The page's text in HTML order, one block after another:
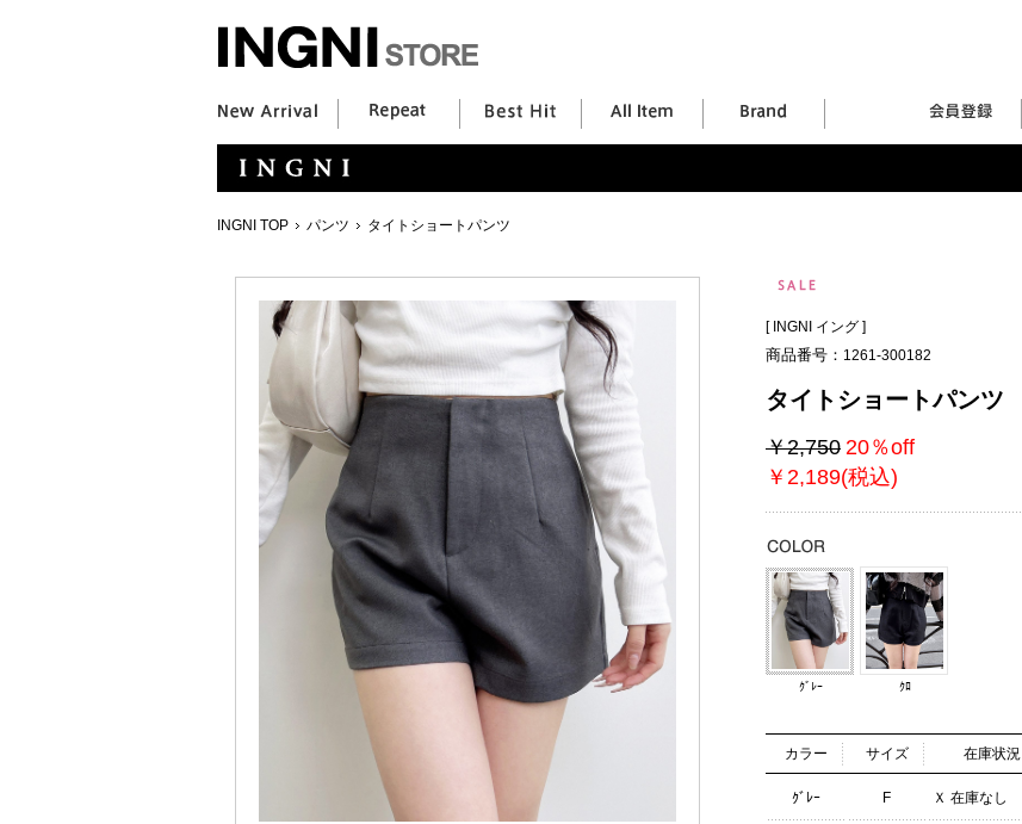
INGNI TOP パンツ タイトショートパンツ
[ INGNI イング ]
商品番号： 1261-300182
タイトショートパンツ
￥2,750 20％off
￥2,189(税込)
ｸﾞﾚｰ ｸﾛ
カラー サイズ 在庫状況
ｸﾞﾚｰ F Ｘ 在庫なし